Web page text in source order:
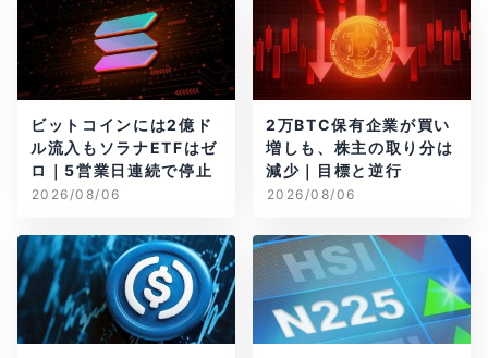
ビットコインには2億ド
ル流入もソラナETFはゼ
ロ｜5営業日連続で停止
2026/08/06
2万BTC保有企業が買い
増しも、株主の取り分は
減少｜目標と逆行
2026/08/06